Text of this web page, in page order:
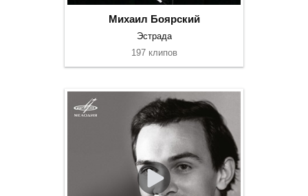
Михаил Боярский
Эстрада
197 клипов